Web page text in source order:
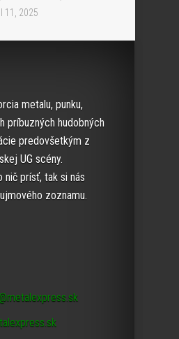
11, 2025
metalu, punku,
príbuzných hudobných
predovšetkým z
UG scény.
nič prísť, tak si nás
zoznamu.